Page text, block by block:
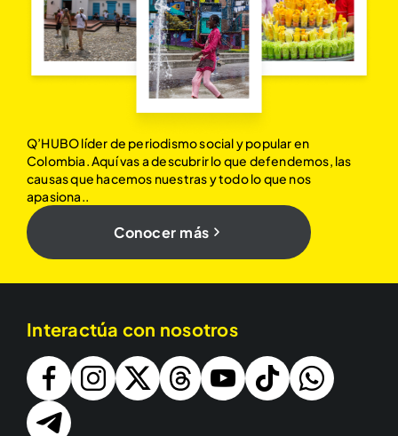
Q’HUBO líder de periodismo social y popular en
Colombia. Aquí vas a descubrir lo que defendemos, las
causas que hacemos nuestras y todo lo que nos
apasiona..
Conocer más
Interactúa con nosotros